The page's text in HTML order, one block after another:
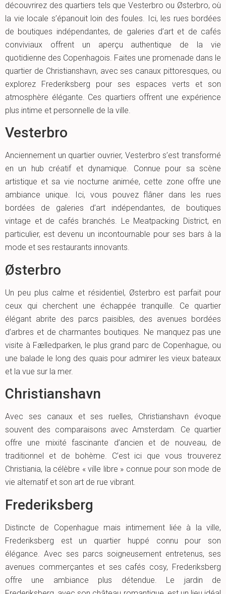
découvrirez des quartiers tels que Vesterbro ou Østerbro, où
la vie locale s’épanouit loin des foules. Ici, les rues bordées
de boutiques indépendantes, de galeries d’art et de cafés
conviviaux offrent un aperçu authentique de la vie
quotidienne des Copenhagois. Faites une promenade dans le
quartier de Christianshavn, avec ses canaux pittoresques, ou
explorez Frederiksberg pour ses espaces verts et son
atmosphère élégante. Ces quartiers offrent une expérience
plus intime et personnelle de la ville.
Vesterbro
Anciennement un quartier ouvrier, Vesterbro s’est transformé
en un hub créatif et dynamique. Connue pour sa scène
artistique et sa vie nocturne animée, cette zone offre une
ambiance unique. Ici, vous pouvez flâner dans les rues
bordées de galeries d’art indépendantes, de boutiques
vintage et de cafés branchés. Le Meatpacking District, en
particulier, est devenu un incontournable pour ses bars à la
mode et ses restaurants innovants.
Østerbro
Un peu plus calme et résidentiel, Østerbro est parfait pour
ceux qui cherchent une échappée tranquille. Ce quartier
élégant abrite des parcs paisibles, des avenues bordées
d’arbres et de charmantes boutiques. Ne manquez pas une
visite à Fælledparken, le plus grand parc de Copenhague, ou
une balade le long des quais pour admirer les vieux bateaux
et la vue sur la mer.
Christianshavn
Avec ses canaux et ses ruelles, Christianshavn évoque
souvent des comparaisons avec Amsterdam. Ce quartier
offre une mixité fascinante d’ancien et de nouveau, de
traditionnel et de bohème. C’est ici que vous trouverez
Christiania, la célèbre « ville libre » connue pour son mode de
vie alternatif et son art de rue vibrant.
Frederiksberg
Distincte de Copenhague mais intimement liée à la ville,
Frederiksberg est un quartier huppé connu pour son
élégance. Avec ses parcs soigneusement entretenus, ses
avenues commerçantes et ses cafés cosy, Frederiksberg
offre une ambiance plus détendue. Le jardin de